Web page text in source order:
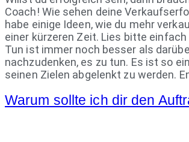
Coach! Wie sehen deine
habe einige Ideen, wie du mehr
einer kürzeren Zeit. Lies bitte einfach
Tun ist immer noch besser als
nachzudenken, es zu tun. Es ist so
seinen Zielen abgelenkt zu werden.
Warum sollte ich dir den